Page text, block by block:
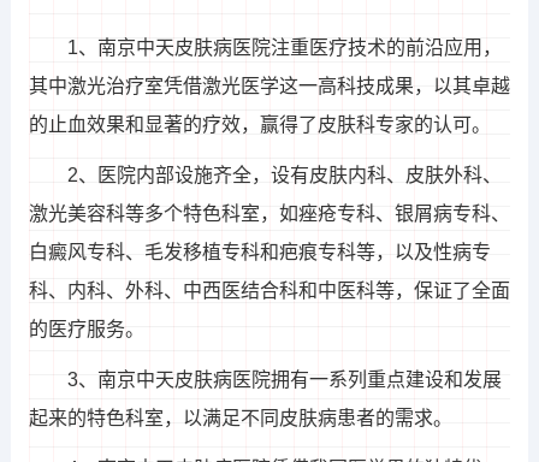
1、南京中天皮肤病医院注重医疗技术的前沿应用，
其中激光治疗室凭借激光医学这一高科技成果，以其卓越
的止血效果和显著的疗效，赢得了皮肤科专家的认可。
2、医院内部设施齐全，设有皮肤内科、皮肤外科、
激光美容科等多个特色科室，如痤疮专科、银屑病专科、
白癜风专科、毛发移植专科和疤痕专科等，以及性病专
科、内科、外科、中西医结合科和中医科等，保证了全面
的医疗服务。
3、南京中天皮肤病医院拥有一系列重点建设和发展
起来的特色科室，以满足不同皮肤病患者的需求。